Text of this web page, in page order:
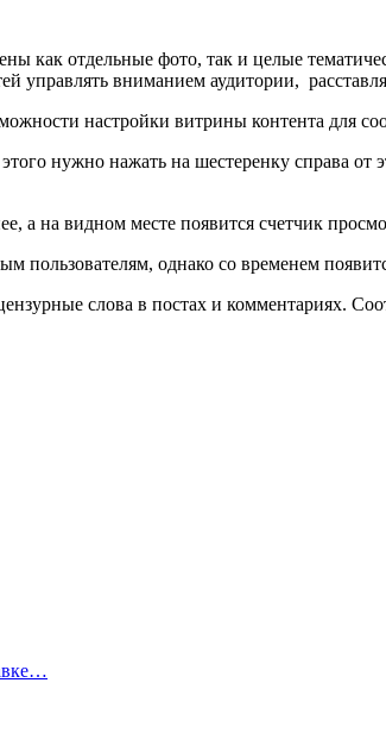
как отдельные фото, так и целые
управлять вниманием аудитории,
нужно нажать на шестеренку справа от
а на видном месте появится счетчик
пользователям, однако со временем
слова в постах и комментариях.